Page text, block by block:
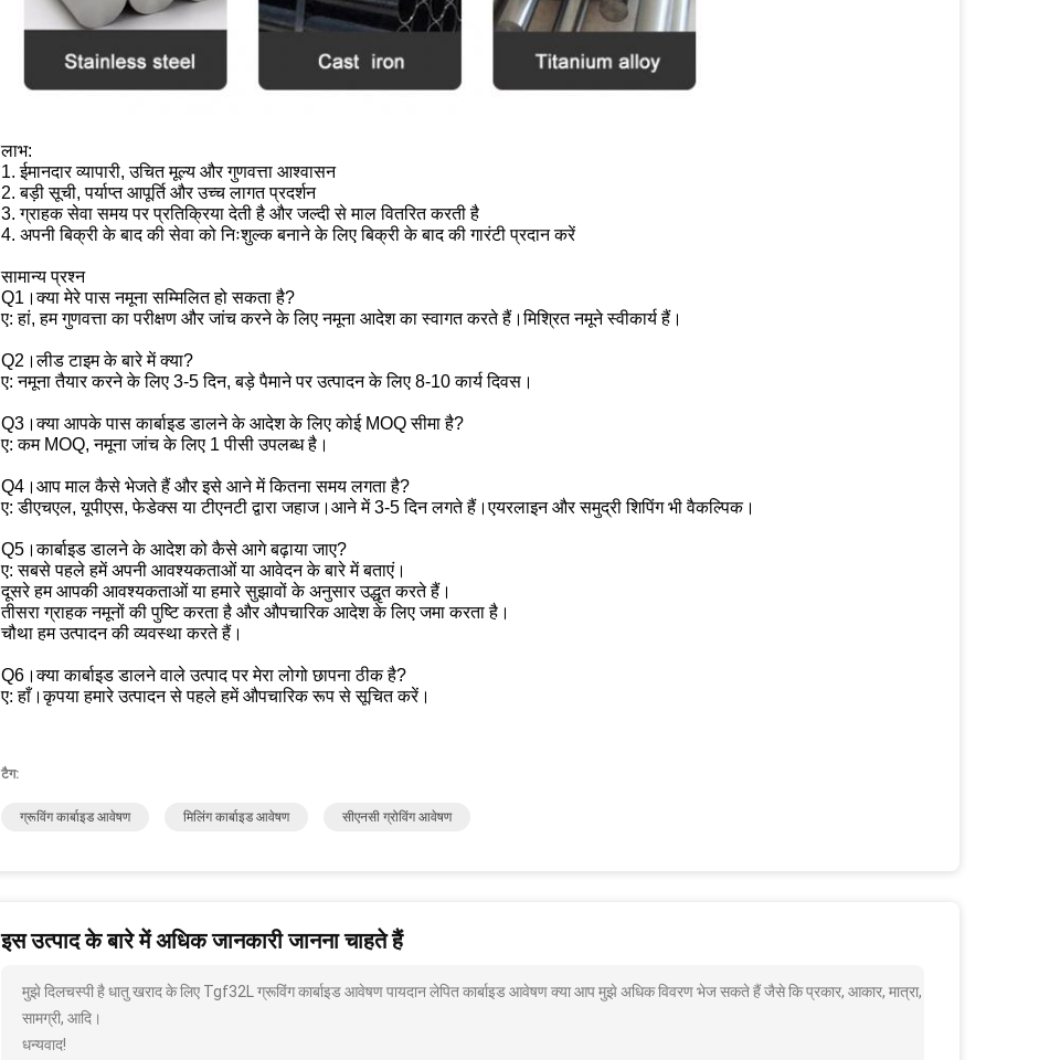
लाभ:
1. ईमानदार व्यापारी, उचित मूल्य और गुणवत्ता आश्वासन
2. बड़ी सूची, पर्याप्त आपूर्ति और उच्च लागत प्रदर्शन
3. ग्राहक सेवा समय पर प्रतिक्रिया देती है और जल्दी से माल वितरित करती है
4. अपनी बिक्री के बाद की सेवा को निःशुल्क बनाने के लिए बिक्री के बाद की गारंटी प्रदान करें
सामान्य प्रश्न
Q1।क्या मेरे पास नमूना सम्मिलित हो सकता है?
ए: हां, हम गुणवत्ता का परीक्षण और जांच करने के लिए नमूना आदेश का स्वागत करते हैं।मिश्रित नमूने स्वीकार्य हैं।
Q2।लीड टाइम के बारे में क्या?
ए: नमूना तैयार करने के लिए 3-5 दिन, बड़े पैमाने पर उत्पादन के लिए 8-10 कार्य दिवस।
Q3।क्या आपके पास कार्बाइड डालने के आदेश के लिए कोई MOQ सीमा है?
ए: कम MOQ, नमूना जांच के लिए 1 पीसी उपलब्ध है।
Q4।आप माल कैसे भेजते हैं और इसे आने में कितना समय लगता है?
ए: डीएचएल, यूपीएस, फेडेक्स या टीएनटी द्वारा जहाज।आने में 3-5 दिन लगते हैं।एयरलाइन और समुद्री शिपिंग भी वैकल्पिक।
Q5।कार्बाइड डालने के आदेश को कैसे आगे बढ़ाया जाए?
ए: सबसे पहले हमें अपनी आवश्यकताओं या आवेदन के बारे में बताएं।
दूसरे हम आपकी आवश्यकताओं या हमारे सुझावों के अनुसार उद्धृत करते हैं।
तीसरा ग्राहक नमूनों की पुष्टि करता है और औपचारिक आदेश के लिए जमा करता है।
चौथा हम उत्पादन की व्यवस्था करते हैं।
Q6।क्या कार्बाइड डालने वाले उत्पाद पर मेरा लोगो छापना ठीक है?
ए: हाँ।कृपया हमारे उत्पादन से पहले हमें औपचारिक रूप से सूचित करें।
टैग:
ग्रूविंग कार्बाइड आवेषण मिलिंग कार्बाइड आवेषण सीएनसी ग्रोविंग आवेषण
इस उत्पाद के बारे में अधिक जानकारी जानना चाहते हैं
मुझे दिलचस्पी है धातु खराद के लिए Tgf32L ग्रूविंग कार्बाइड आवेषण पायदान लेपित कार्बाइड आवेषण क्या आप मुझे अधिक विवरण भेज सकते हैं जैसे कि प्रकार, आकार, मात्रा,
सामग्री, आदि।
धन्यवाद!